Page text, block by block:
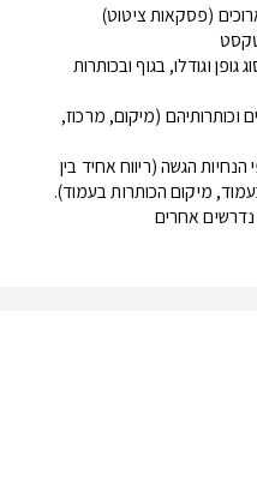
(פסקאות ציטוט)
וגודלו, בגוף ובכותרות
וכותרותיהם (מיקום, מרכוז,
הגשה (ריווח אחיד בין
מיקום הכותרות בעמוד).
נדרשים אחרים